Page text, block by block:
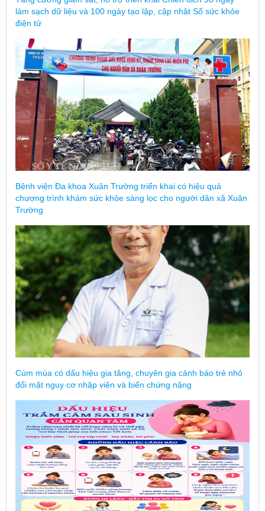
làm sạch dữ liệu và 100 ngày tạo lập, cập nhật Sổ sức khỏe
điện tử
Bệnh viện Đa khoa Xuân Trường triển khai có hiệu quả
chương trình khám sức khỏe sàng lọc cho người dân xã Xuân
Trường
Cúm mùa có dấu hiệu gia tăng, chuyên gia cảnh báo trẻ nhỏ
đối mặt nguy cơ nhập viện và biến chứng nặng